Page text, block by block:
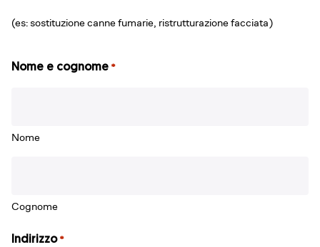
(es: sostituzione canne fumarie, ristrutturazione facciata)
Nome e cognome *
Nome
Cognome
Indirizzo *